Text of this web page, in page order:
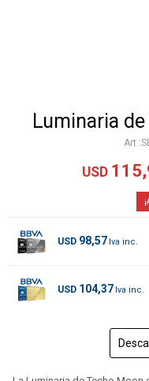
Luminaria
USD
USD 98,57
USD 104,37